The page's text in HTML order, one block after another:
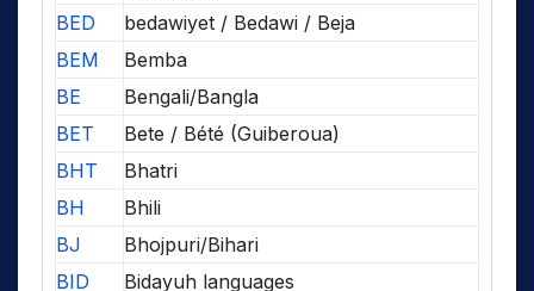
BED
bedawiyet / Bedawi / Beja
BEM
Bemba
BE
Bengali/Bangla
BET
Bete / Bété (Guiberoua)
BHT
Bhatri
BH
Bhili
BJ
Bhojpuri/Bihari
BID
Bidayuh languages